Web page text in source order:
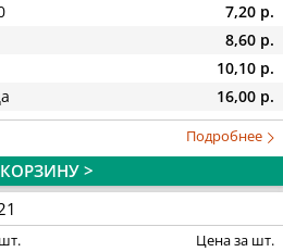
7,20 р.
8,60 р.
10,10 р.
16,00 р.
Подробнее
>
Цена за шт.